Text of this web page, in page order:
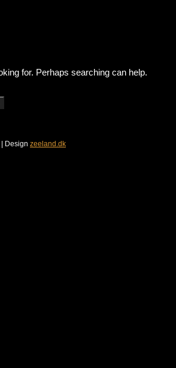
for. Perhaps searching can help.
| Design zeeland.dk